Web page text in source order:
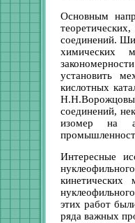
Основным
соединений.
химических
установить
кислотных
соединений,
изомер на
Интересные
этих работ
ряда важных